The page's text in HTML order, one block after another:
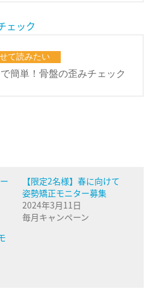
ェック
【限定2名様】春に向けて
姿勢矯正モニター募集
2024年3月11日
毎月キャンペーン